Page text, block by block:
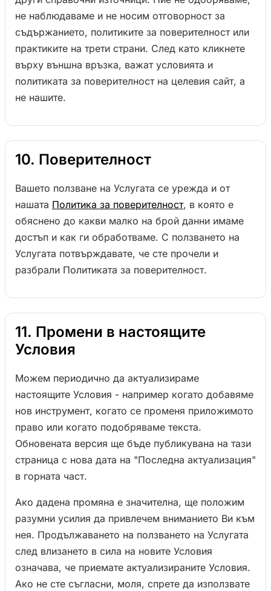
не наблюдаваме и не носим отговорност за
съдържанието, политиките за поверителност или
практиките на трети страни. След като кликнете
върху външна връзка, важат условията и
политиката за поверителност на целевия сайт, а
не нашите.
10. Поверителност
Вашето ползване на Услугата се урежда и от
нашата Политика за поверителност, в която е
обяснено до какви малко на брой данни имаме
достъп и как ги обработваме. С ползването на
Услугата потвърждавате, че сте прочели и
разбрали Политиката за поверителност.
11. Промени в настоящите
Условия
Можем периодично да актуализираме
настоящите Условия - например когато добавяме
нов инструмент, когато се променя приложимото
право или когато подобряваме текста.
Обновената версия ще бъде публикувана на тази
страница с нова дата на "Последна актуализация"
в горната част.
Ако дадена промяна е значителна, ще положим
разумни усилия да привлечем вниманието Ви към
нея. Продължаването на ползването на Услугата
след влизането в сила на новите Условия
означава, че приемате актуализираните Условия.
Ако не сте съгласни, моля, спрете да използвате